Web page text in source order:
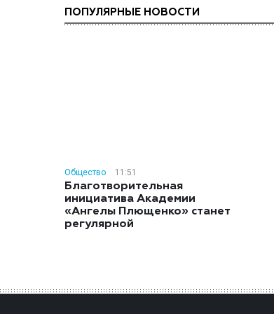
ПОПУЛЯРНЫЕ НОВОСТИ
Общество 11:51
Благотворительная
инициатива Академии
«Ангелы Плющенко» станет
регулярной